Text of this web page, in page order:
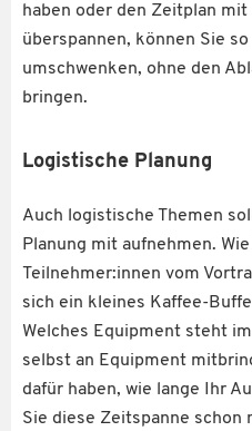
haben oder den Zeitplan
überspannen, können Sie
umschwenken, ohne den
bringen.
Logistische Planung
Auch logistische Themen
Planung mit aufnehmen.
Teilnehmer:innen vom
sich ein kleines Kaffee-
Welches Equipment steht
selbst an Equipment
dafür haben, wie lange Ihr
Sie diese Zeitspanne schon